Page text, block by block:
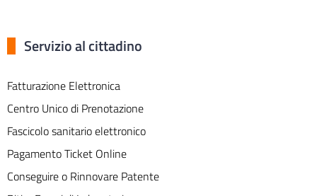
Servizio al cittadino
Fatturazione Elettronica
Centro Unico di Prenotazione
Fascicolo sanitario elettronico
Pagamento Ticket Online
Conseguire o Rinnovare Patente